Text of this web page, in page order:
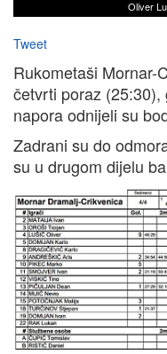
Oliver
Tweet
Rukometaši Mornar-
četvrti poraz
napora odnijeli su
Zadrani su do
su u drugom dijelu